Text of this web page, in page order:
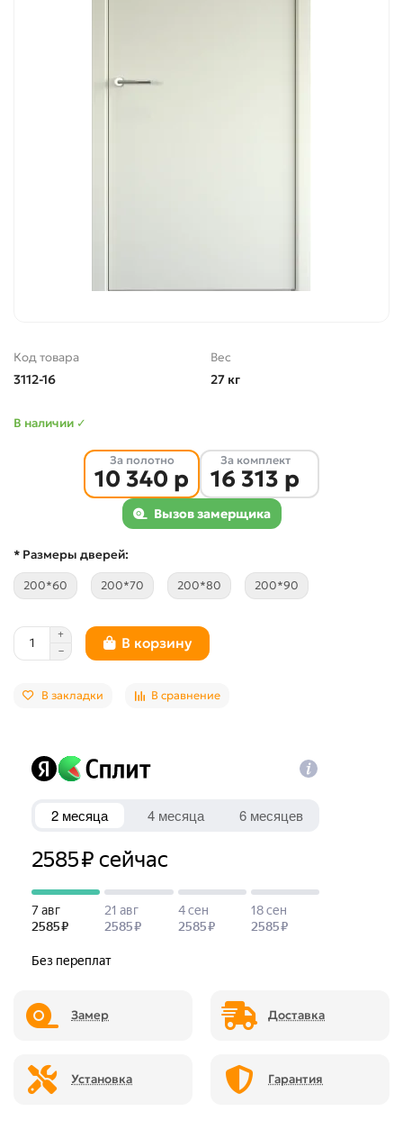
Код товара
3112-16
Вес
27 кг
В наличии ✓
За полотно
10 340 р
За комплект
16 313 р
Вызов замерщика
* Размеры дверей:
200*60 200*70 200*80 200*90
В корзину
В закладки В сравнение
Замер Доставка
Установка Гарантия